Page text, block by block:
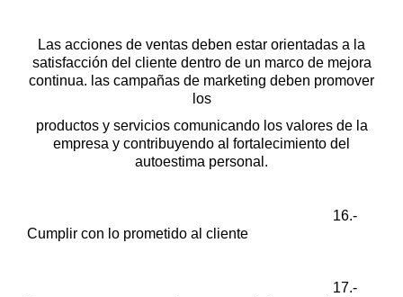
Las acciones de ventas deben estar orientadas a la
satisfacción del cliente dentro de un marco de mejora
continua. las campañas de marketing deben promover
los
productos y servicios comunicando los valores de la
empresa y contribuyendo al fortalecimiento del
autoestima personal.
16.-
Cumplir con lo prometido al cliente
17.-